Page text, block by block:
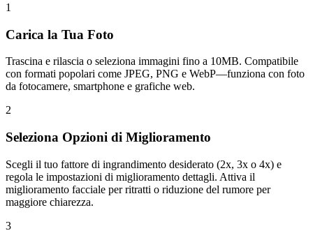
1
Carica la Tua Foto
Trascina e rilascia o seleziona immagini fino a 10MB. Compatibile
con formati popolari come JPEG, PNG e WebP—funziona con foto
da fotocamere, smartphone e grafiche web.
2
Seleziona Opzioni di Miglioramento
Scegli il tuo fattore di ingrandimento desiderato (2x, 3x o 4x) e
regola le impostazioni di miglioramento dettagli. Attiva il
miglioramento facciale per ritratti o riduzione del rumore per
maggiore chiarezza.
3